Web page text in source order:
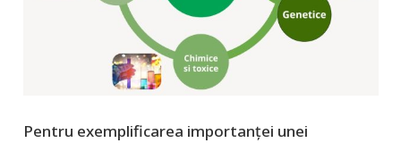
Pentru exemplificarea importanței unei